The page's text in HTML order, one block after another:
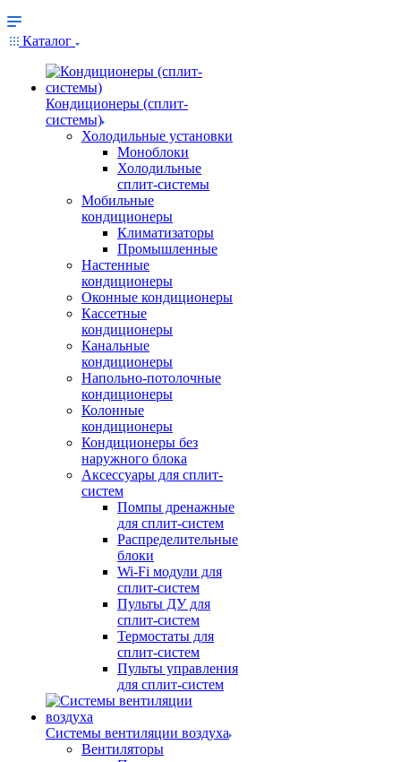
Каталог
Кондиционеры (сплит-
системы)
Холодильные установки
Моноблоки
Холодильные
сплит-системы
Мобильные
кондиционеры
Климатизаторы
Промышленные
Настенные
кондиционеры
Оконные кондиционеры
Кассетные
кондиционеры
Канальные
кондиционеры
Напольно-потолочные
кондиционеры
Колонные
кондиционеры
Кондиционеры без
наружного блока
Аксессуары для сплит-
систем
Помпы дренажные
для сплит-систем
Распределительные
блоки
Wi-Fi модули для
сплит-систем
Пульты ДУ для
сплит-систем
Термостаты для
сплит-систем
Пульты управления
для сплит-систем
Системы вентиляции воздуха
Вентиляторы